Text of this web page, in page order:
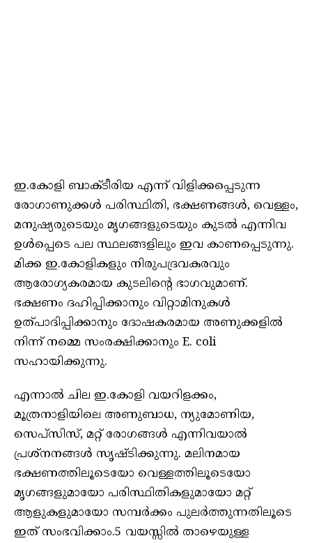
ഇ.കോളി ബാക്ടീരിയ എന്ന് വിളിക്കപ്പെടുന്ന
രോഗാണുക്കൾ പരിസ്ഥിതി, ഭക്ഷണങ്ങൾ, വെള്ളം,
മനുഷ്യരുടെയും മൃഗങ്ങളുടെയും കുടൽ എന്നിവ
ഉൾപ്പെടെ പല സ്ഥലങ്ങളിലും ഇവ കാണപ്പെടുന്നു.
മിക്ക ഇ.കോളികളും നിരുപദ്രവകരവും
ആരോഗ്യകരമായ കുടലിൻ്റെ ഭാഗവുമാണ്.
ഭക്ഷണം ദഹിപ്പിക്കാനും വിറ്റാമിനുകൾ
ഉത്പാദിപ്പിക്കാനും ദോഷകരമായ അണുക്കളിൽ
നിന്ന് നമ്മെ സംരക്ഷിക്കാനും E. coli
സഹായിക്കുന്നു.
എന്നാൽ ചില ഇ.കോളി വയറിളക്കം,
മൂത്രനാളിയിലെ അണുബാധ, ന്യുമോണിയ,
സെപ്സിസ്, മറ്റ് രോഗങ്ങൾ എന്നിവയാൽ
പ്രശ്നനങ്ങൾ സൃഷ്ടിക്കുന്നു. മലിനമായ
ഭക്ഷണത്തിലൂടെയോ വെള്ളത്തിലൂടെയോ
മൃഗങ്ങളുമായോ പരിസ്ഥിതികളുമായോ മറ്റ്
ആളുകളുമായോ സമ്പർക്കം പുലർത്തുന്നതിലൂടെ
ഇത് സംഭവിക്കാം.5 വയസ്സിൽ താഴെയുള്ള